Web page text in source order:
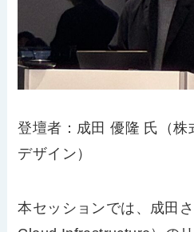
登壇者：成田 優隆 氏（株
デザイン）
本セッションでは、成田